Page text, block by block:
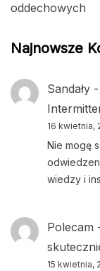
oddechowych
Najnowsze
Sandały -
16 kwietnia,
Nie mogę
wiedzy i
Polecam
15 kwietnia,